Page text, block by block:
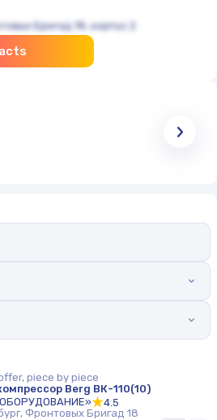
Бригад 18, корпус 2
piece by piece
Berg ВК-110(10)
4.5
Фронтовых Бригад 18